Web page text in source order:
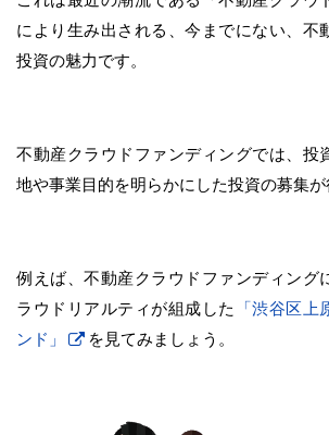
により生み出される、今までにない、不
投資の魅力です。
不動産クラウドファンディングでは、投
地や事業目的を明らかにした投資の募集が
例えば、不動産クラウドファンディング
ラウドリアルティが組成した
「渋谷区
ンド」
を見てみましょう。